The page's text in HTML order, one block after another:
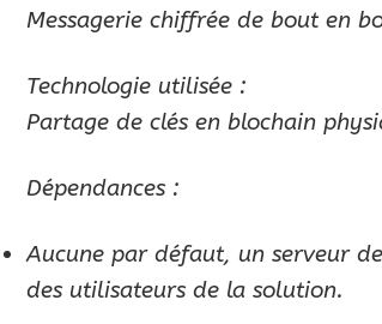
Messagerie chiffrée de bout en
Technologie utilisée :
Partage de clés en blochain
Dépendances :
Aucune par défaut, un serveur
des utilisateurs de la solution.